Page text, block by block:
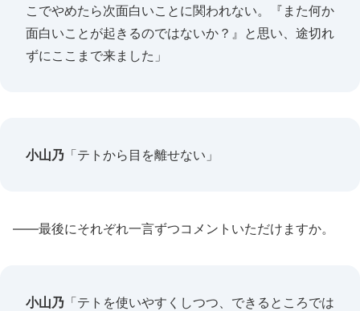
こでやめたら次面白いことに関われない。『また何か
面白いことが起きるのではないか？』と思い、途切れ
ずにここまで来ました」
小山乃 「テトから目を離せない」
――最後にそれぞれ一言ずつコメントいただけますか。
小山乃 「テトを使いやすくしつつ、できるところでは